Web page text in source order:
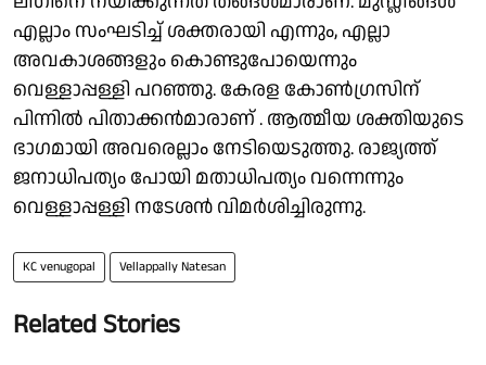
എല്ലാം സംഘടിച്ച് ശക്തരായി എന്നും, എല്ലാ
അവകാശങ്ങളും കൊണ്ടുപോയെന്നും
വെള്ളാപ്പള്ളി പറഞ്ഞു. കേരള കോൺഗ്രസിന്
പിന്നിൽ പിതാക്കൻമാരാണ് . ആത്മീയ ശക്തിയുടെ
ഭാഗമായി അവരെല്ലാം നേടിയെടുത്തു. രാജ്യത്ത്
ജനാധിപത്യം പോയി മതാധിപത്യം വന്നെന്നും
വെള്ളാപ്പള്ളി നടേശൻ വിമർശിച്ചിരുന്നു.
KC venugopal Vellappally Natesan
Related Stories